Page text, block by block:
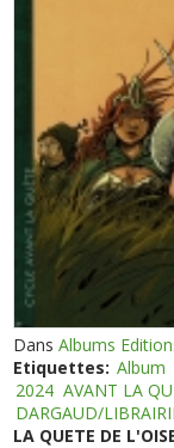
DansAlbums
Etiquettes: Album
2024 AVANT LA
DARGAUD/
LA QUETE DE